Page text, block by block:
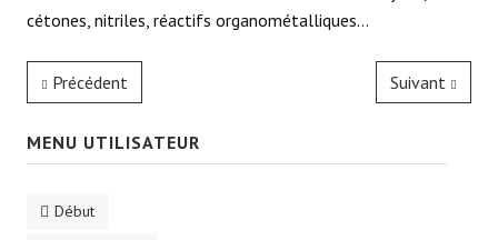
cétones, nitriles, réactifs organométalliques...
Précédent Suivant
MENU UTILISATEUR
Début